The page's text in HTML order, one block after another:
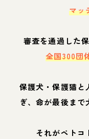
マッ
審査を通過した
全国300団
保護犬・保護猫と
ぎ、命が最後まで
それがペトコ